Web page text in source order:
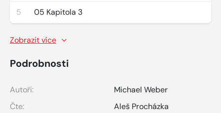
5 05 Kapitola 3
Zobrazit více
Podrobnosti
Autoři:
Michael Weber
Čte:
Aleš Procházka